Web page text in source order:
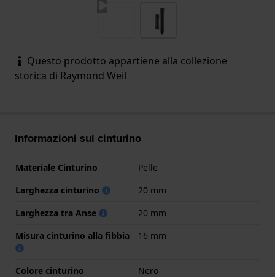
Questo prodotto appartiene alla collezione
storica di Raymond Weil
Informazioni sul cinturino
Materiale Cinturino
Pelle
Larghezza cinturino
20 mm
Larghezza tra Anse
20 mm
Misura cinturino alla fibbia
16 mm
Colore cinturino
Nero